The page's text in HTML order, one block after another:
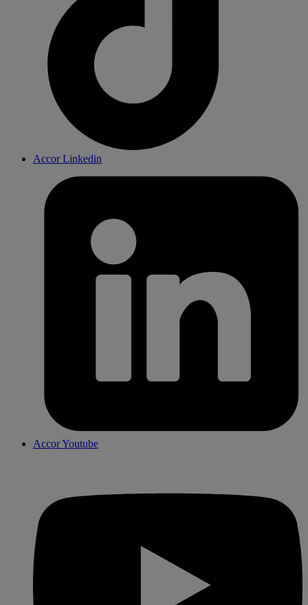
Accor Linkedin
Accor Youtube